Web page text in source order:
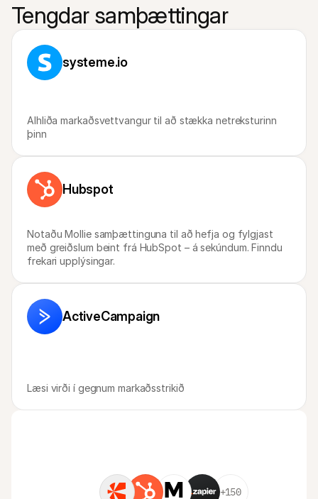
Tengdar samþættingar
systeme.io
Alhliða markaðsvettvangur til að stækka netreksturinn
þinn
Hubspot
Notaðu Mollie samþættinguna til að hefja og fylgjast
með greiðslum beint frá HubSpot – á sekúndum. Finndu
frekari upplýsingar.
ActiveCampaign
Læsi virði í gegnum markaðsstrikið
+150